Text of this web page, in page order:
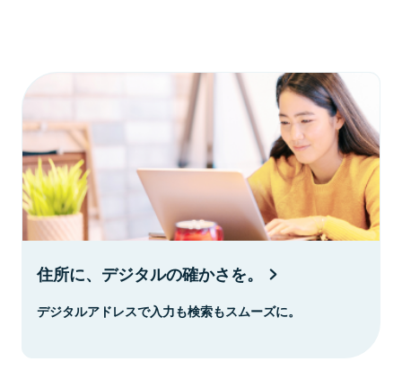
住所に、デジタルの確かさを。
デジタルアドレスで入力も検索もスムーズに。